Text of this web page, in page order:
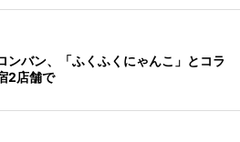
ンバン、「ふくふくにゃんこ」とコラ
2店舗で